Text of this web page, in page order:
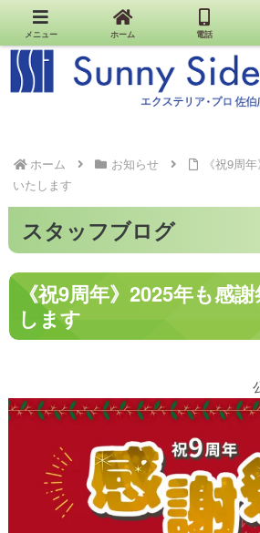
佐伯市のエクステリア・外構・お家の工事はお任せくださ
リア・プロ佐伯店
ホーム お知らせ
《祝9周
いたします
スタッフブログ
《祝9周年》2025年も感
します
メニュー ホーム 電話